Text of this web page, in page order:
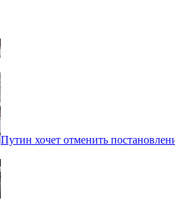
Путин хочет отменить